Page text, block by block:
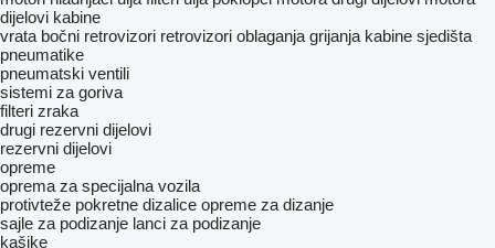
dijelovi kabine
vrata bočni retrovizori retrovizori oblaganja grijanja kabine sjedišta
pneumatikе
pneumatski ventili
sistemi za goriva
filteri zraka
drugi rezervni dijelovi
rezervni dijelovi
opreme
oprema za specijalna vozila
protivteže pokretne dizalice opreme za dizanje
sajle za podizanje lanci za podizanje
kašike